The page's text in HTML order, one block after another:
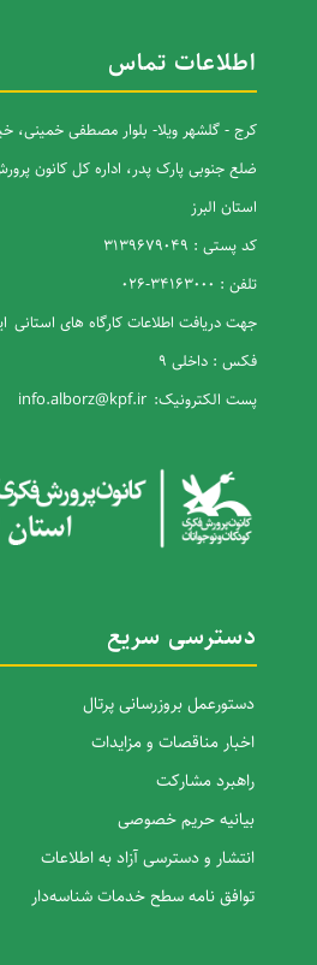
اطلاعات تماس
کرج - گلشهر ویلا- بلوار مصطفی خمینی،
ضلع جنوبی پارک پدر، اداره کل کانون
استان البرز
کد پستی : 3139679049
تلفن : 34163000-026
جهت دریافت اطلاعات کارگاه های استانی
فکس : داخلی 9
پست الکترونیک: info.alborz@kpf.ir
دسترسی سریع
دستورعمل بروزرسانی پرتال
اخبار مناقصات و مزایدات
راهبرد مشارکت
بیانیه حریم خصوصی
انتشار و دسترسی آزاد به اطلاعات
توافق نامه سطح خدمات شناسه‌دار